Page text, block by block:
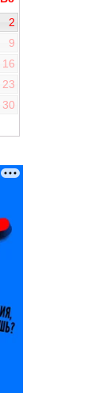
2
9
16
23
30